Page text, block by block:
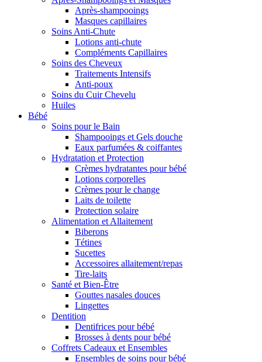
Après-shampooings
Masques capillaires
Soins Anti-Chute
Lotions anti-chute
Compléments Capillaires
Soins des Cheveux
Traitements Intensifs
Anti-poux
Soins du Cuir Chevelu
Huiles
Bébé
Soins pour le Bain
Shampooings et Gels douche
Eaux parfumées & coiffantes
Hydratation et Protection
Crèmes hydratantes pour bébé
Lotions corporelles
Crèmes pour le change
Laits de toilette
Protection solaire
Alimentation et Allaitement
Biberons
Tétines
Sucettes
Accessoires allaitement/repas
Tire-laits
Santé et Bien-Être
Gouttes nasales douces
Lingettes
Dentition
Dentifrices pour bébé
Brosses à dents pour bébé
Coffrets Cadeaux et Ensembles
Ensembles de soins pour bébé